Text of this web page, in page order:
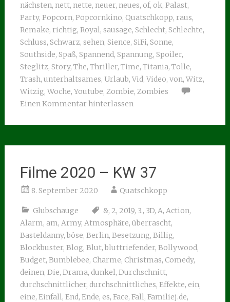
nächsten, nett, nette, neuer, neues, of, ok, Palast,
Party, Popcorn, Popcornkino, Quatschkopp, raus,
Remake, richtig, Royal, sausage, Schlecht, Schlechte,
Schluss, Schwarz, sehen, Sience, SiFi, Sonne,
Southside, Spaß, Spannend, Spannung, Spoiler,
Steglitz, Story, The, Thriller, Time, Titania, Tolle,
Trash, unterhaltsames, Urlaub, Vid, Video, von, Witz,
Witzig, Woche, Youtube, Zombie, Zombies
Einen Kommentar hinterlassen
Filme 2020 – KW 37
8. September 2020 Quatschkopp
Glubschauge &, 2, 2019, 3., 3D, A, Action,
Alarm, am, Army, Atmosphäre, überrascht,
Basteldanny, böse, Berlin, Besetzung, Billig,
Blockbuster, Blog, Blut, bluttriefender, Bollywood,
Budget, Bumblebee, Charme, Christmas, Comedy,
deinen, Die, Drama, dunkel, Durchschnitt,
durchschnittlicher, durchschnittliches, Effekte, ein,
eine, Einfall, End, Ende, es, Face, Fall, Familiej.de,